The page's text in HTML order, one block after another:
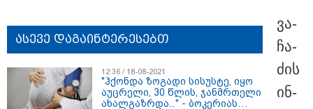
ასევე დაგაინტერესებთ
12:36 / 18-08-2021
"ჰქონდა ზოგადი სისუსტე, იყო
აუცრელი, 30 წლის, ჯანმრთელი
ახალგაზრდა..." - ბოკერიას
ვა­
ჩა­
ძის
ინ­